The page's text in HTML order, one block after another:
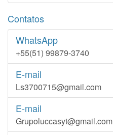
Contatos
WhatsApp
+55(51) 99879-3740
E-mail
Ls3700715@gmail.com
E-mail
Grupoluccasyt@gmail.com